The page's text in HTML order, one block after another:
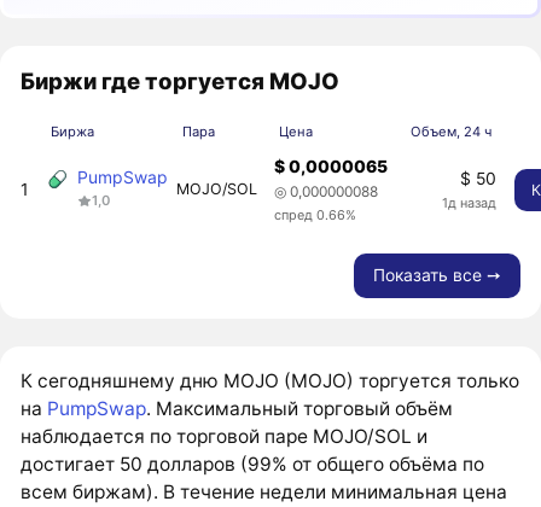
Биржи где торгуется MOJO
Биржа Пара Цена Объем, 24 ч
1
PumpSwap
1,0
MOJO/SOL
$ 0,0000065
◎ 0,000000088
спред 0.66%
$ 50
1д назад
Показать все ➙
К сегодняшнему дню MOJO (MOJO) торгуется только
на PumpSwap. Максимальный торговый объём
наблюдается по торговой паре MOJO/SOL и
достигает 50 долларов (99% от общего объёма по
всем биржам). В течение недели минимальная цена